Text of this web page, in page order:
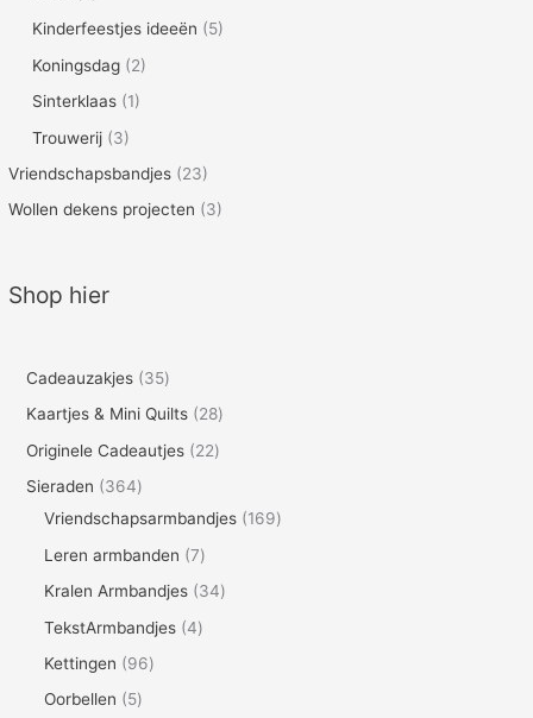
Kinderfeestjes ideeën (5)
Koningsdag (2)
Sinterklaas (1)
Trouwerij (3)
Vriendschapsbandjes (23)
Wollen dekens projecten (3)
Shop hier
Cadeauzakjes 353
5
p
c
t
Kaartjes & Mini Quilts 282
8
r
u
Originele Cadeautjes 222
p
Sieraden 3643
6
4
u
Vriendschapsarmbandjes 1691
Leren armbanden 77
p
r
Kralen Armbandjes 343
TekstArmbandjes 44
Kettingen 969
Oorbellen 55